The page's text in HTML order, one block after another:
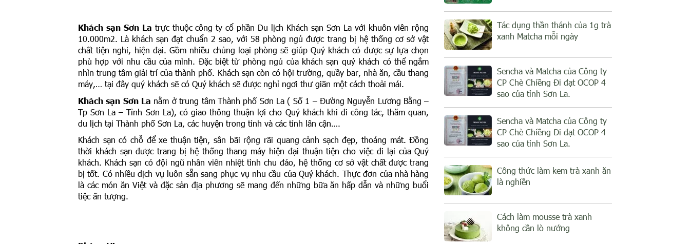
Khách sạn Sơn La trực thuộc công ty cổ phần Du lịch Khách sạn Sơn La với khuôn viên rộng
10.000m2. Là khách sạn đạt chuẩn 2 sao, với 58 phòng ngủ được trang bị hệ thống cơ sở vật
chất tiện nghi, hiện đại. Gồm nhiều chủng loại phòng sẽ giúp Quý khách có được sự lựa chọn
phù hợp với nhu cầu của mình. Đặc biệt từ phòng ngủ của khách sạn quý khách có thể ngắm
nhìn trung tâm giải trí của thành phố. Khách sạn còn có hội trường, quầy bar, nhà ăn, cầu thang
máy,… tại đây quý khách sẽ có Quý khách sẽ được nghỉ ngơi thư giãn một cách thoải mái.
Khách sạn Sơn La nằm ở trung tâm Thành phố Sơn La ( Số 1 – Đường Nguyễn Lương Bằng –
Tp Sơn La – Tỉnh Sơn La), có giao thông thuận lợi cho Quý khách khi đi công tác, thăm quan,
du lịch tại Thành phố Sơn La, các huyện trong tỉnh và các tỉnh lân cận….
Khách sạn có chỗ để xe thuận tiện, sân bãi rộng rãi quang cảnh sạch đẹp, thoáng mát. Đồng
thời khách sạn được trang bị hệ thống thang máy hiện đại thuận tiện cho việc đi lại của Quý
khách. Khách sạn có đội ngũ nhân viên nhiệt tình chu đáo, hệ thống cơ sở vật chất được trang
bị tốt. Có nhiều dịch vụ luôn sẵn sang phục vụ nhu cầu của Quý khách. Thực đơn của nhà hàng
là các món ăn Việt và đặc sản địa phương sẽ mang đến những bữa ăn hấp dẫn và những buổi
tiệc ấn tượng.
Tác dụng thần thánh của 1g trà
xanh Matcha mỗi ngày
Sencha và Matcha của Công ty
CP Chè Chiềng Đi đạt OCOP 4
sao của tỉnh Sơn La.
Sencha và Matcha của Công ty
CP Chè Chiềng Đi đạt OCOP 4
sao của tỉnh Sơn La.
Công thức làm kem trà xanh ăn
là nghiền
Cách làm mousse trà xanh
không cần lò nướng